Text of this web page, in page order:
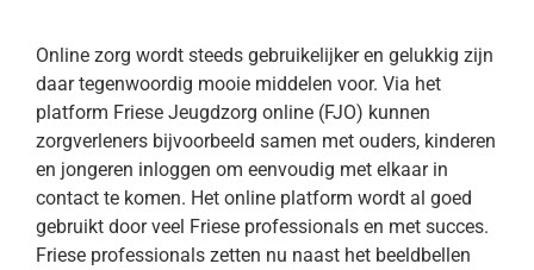
Online zorg wordt steeds gebruikelijker en gelukkig zijn
daar tegenwoordig mooie middelen voor. Via het
platform Friese Jeugdzorg online (FJO) kunnen
zorgverleners bijvoorbeeld samen met ouders, kinderen
en jongeren inloggen om eenvoudig met elkaar in
contact te komen. Het online platform wordt al goed
gebruikt door veel Friese professionals en met succes.
Friese professionals zetten nu naast het beeldbellen